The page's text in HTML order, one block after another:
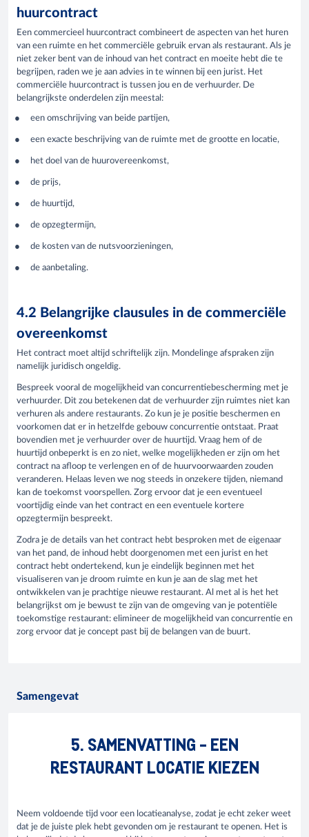
huurcontract
Een commercieel huurcontract combineert de aspecten van het huren
van een ruimte en het commerciële gebruik ervan als restaurant. Als je
niet zeker bent van de inhoud van het contract en moeite hebt die te
begrijpen, raden we je aan advies in te winnen bij een jurist. Het
commerciële huurcontract is tussen jou en de verhuurder. De
belangrijkste onderdelen zijn meestal:
een omschrijving van beide partijen,
een exacte beschrijving van de ruimte met de grootte en locatie,
het doel van de huurovereenkomst,
de prijs,
de huurtijd,
de opzegtermijn,
de kosten van de nutsvoorzieningen,
de aanbetaling.
4.2 Belangrijke clausules in de commerciële
overeenkomst
Het contract moet altijd schriftelijk zijn. Mondelinge afspraken zijn
namelijk juridisch ongeldig.
Bespreek vooral de mogelijkheid van concurrentiebescherming met je
verhuurder. Dit zou betekenen dat de verhuurder zijn ruimtes niet kan
verhuren als andere restaurants. Zo kun je je positie beschermen en
voorkomen dat er in hetzelfde gebouw concurrentie ontstaat. Praat
bovendien met je verhuurder over de huurtijd. Vraag hem of de
huurtijd onbeperkt is en zo niet, welke mogelijkheden er zijn om het
contract na afloop te verlengen en of de huurvoorwaarden zouden
veranderen. Helaas leven we nog steeds in onzekere tijden, niemand
kan de toekomst voorspellen. Zorg ervoor dat je een eventueel
voortijdig einde van het contract en een eventuele kortere
opzegtermijn bespreekt.
Zodra je de details van het contract hebt besproken met de eigenaar
van het pand, de inhoud hebt doorgenomen met een jurist en het
contract hebt ondertekend, kun je eindelijk beginnen met het
visualiseren van je droom ruimte en kun je aan de slag met het
ontwikkelen van je prachtige nieuwe restaurant. Al met al is het het
belangrijkst om je bewust te zijn van de omgeving van je potentiële
toekomstige restaurant: elimineer de mogelijkheid van concurrentie en
zorg ervoor dat je concept past bij de belangen van de buurt.
Samengevat
5. SAMENVATTING - EEN
RESTAURANT LOCATIE KIEZEN
Neem voldoende tijd voor een locatieanalyse, zodat je echt zeker weet
dat je de juiste plek hebt gevonden om je restaurant te openen. Het is